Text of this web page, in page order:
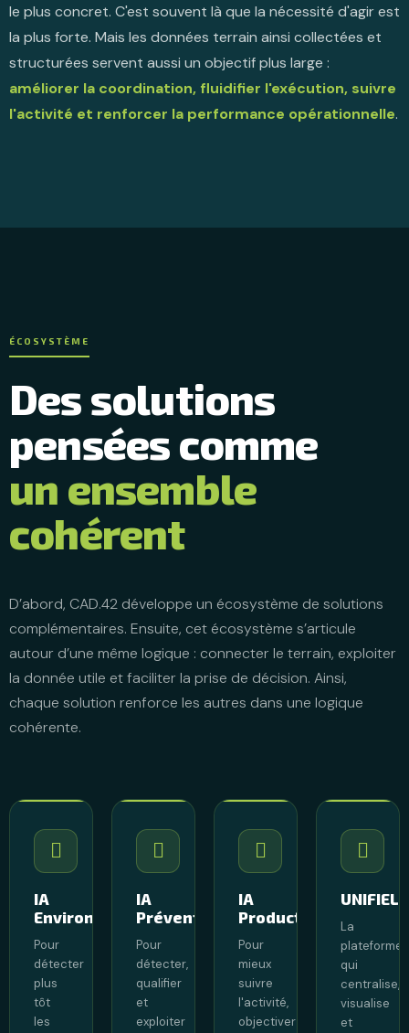
le plus concret. C'est souvent là que la nécessité d'agir est
la plus forte. Mais les données terrain ainsi collectées et
structurées servent aussi un objectif plus large :
améliorer la coordination, fluidifier l'exécution, suivre
l'activité et renforcer la performance opérationnelle.
ÉCOSYSTÈME
Des solutions
pensées comme
un ensemble
cohérent
D’abord, CAD.42 développe un écosystème de solutions
complémentaires. Ensuite, cet écosystème s’articule
autour d’une même logique : connecter le terrain, exploiter
la donnée utile et faciliter la prise de décision. Ainsi,
chaque solution renforce les autres dans une logique
cohérente.
IA
Environnement
Pour
détecter
plus
tôt
les
IA
Prévention
Pour
détecter,
qualifier
et
exploiter
IA
Production
Pour
mieux
suivre
l'activité,
objectiver
La
plateforme
qui
centralise,
visualise
et